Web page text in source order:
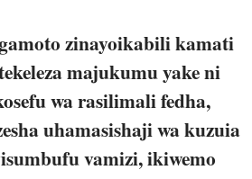
zinayoikabili kamati
majukumu yake ni
wa rasilimali fedha,
uhamasishaji wa kuzuia
vamizi, ikiwemo